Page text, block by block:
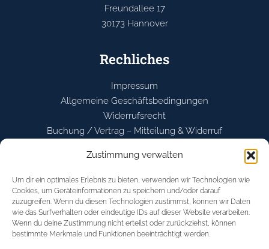
Zustimmung verwalten
Um dir ein optimales Erlebnis zu bieten, verwenden wir Technologien wie
Cookies, um Geräteinformationen zu speichern und/oder darauf
zuzugreifen. Wenn du diesen Technologien zustimmst, können wir Daten
wie das Surfverhalten oder eindeutige IDs auf dieser Website verarbeiten.
Wenn du deine Zustimmung nicht erteilst oder zurückziehst, können
bestimmte Merkmale und Funktionen beeinträchtigt werden.
Freundallee 17
30173 Hannover
Rechliches
Impressum
Allgemeine Geschäftsbedingungen
Widerrufsrecht
Buchung / Vertrag – Mitteilung & Widerruf
Cookie-Richtlinie (EU)
Service
Deutschkurse
Berufsvorbereitungskurse